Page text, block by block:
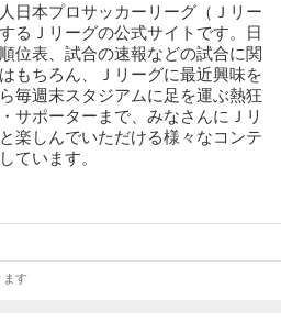
日本プロサッカーリーグ（Ｊリー
るＪリーグの公式サイトです。日
位表、試合の速報などの試合に関
もちろん、Ｊリーグに最近興味を
毎週末スタジアムに足を運ぶ熱狂
サポーターまで、みなさんにＪリ
楽しんでいただける様々なコンテ
ています。
す